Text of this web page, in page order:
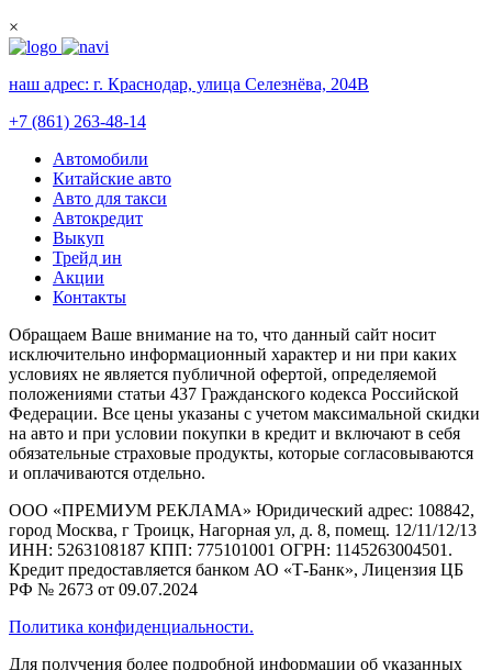
×
наш адрес: г. Краснодар, улица Селезнёва, 204В
+7 (861) 263-48-14
Автомобили
Китайские авто
Авто для такси
Автокредит
Выкуп
Трейд ин
Акции
Контакты
Обращаем Ваше внимание на то, что данный сайт носит
исключительно информационный характер и ни при каких
условиях не является публичной офертой, определяемой
положениями статьи 437 Гражданского кодекса Российской
Федерации. Все цены указаны с учетом максимальной скидки
на авто и при условии покупки в кредит и включают в себя
обязательные страховые продукты, которые согласовываются
и оплачиваются отдельно.
ООО «ПРЕМИУМ РЕКЛАМА» Юридический адрес: 108842,
город Москва, г Троицк, Нагорная ул, д. 8, помещ. 12/11/12/13
ИНН: 5263108187 КПП: 775101001 ОГРН: 1145263004501.
Кредит предоставляется банком АО «Т-Банк», Лицензия ЦБ
РФ № 2673 от 09.07.2024
Политика конфиденциальности.
Для получения более подробной информации об указанных